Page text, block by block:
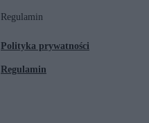
Regulamin
Polityka prywatności
Regulamin